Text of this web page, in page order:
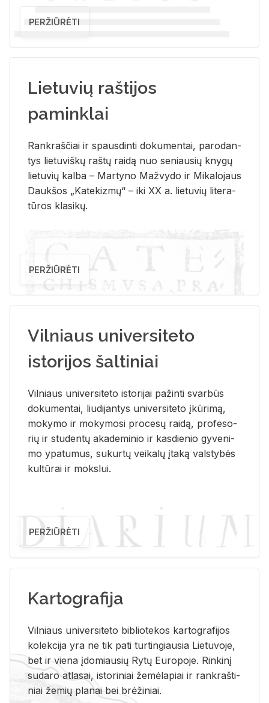
PERŽIŪRĖTI
Lietuvių raštijos
paminklai
Rank­raš­čiai ir spaus­din­ti do­ku­men­tai, pa­ro­dan­
tys lie­tu­viš­kų raš­tų rai­dą nuo se­niau­sių kny­gų
lie­tu­vių kal­ba – Mar­ty­no Ma­žvy­do ir Mi­ka­lo­jaus
Dauk­šos „Ka­te­kiz­mų“ – iki XX a. lie­tu­vių li­te­ra­
tū­ros kla­si­kų.
PERŽIŪRĖTI
Vilniaus universiteto
istorijos šaltiniai
Vil­niaus uni­ver­si­te­to is­to­ri­jai pa­žin­ti svar­būs
do­ku­men­tai, liu­di­jan­tys uni­ver­si­te­to įkū­ri­mą,
mo­ky­mo ir mo­ky­mo­si pro­ce­sų rai­dą, pro­fe­so­
rių ir stu­den­tų aka­de­mi­nio ir kas­die­nio gy­ve­ni­
mo ypa­tu­mus, su­kur­tų vei­ka­lų įta­ką vals­ty­bės
kul­tū­rai ir moks­lui.
PERŽIŪRĖTI
Kartografija
Vil­niaus uni­ver­si­te­to bi­b­lio­te­kos kar­to­gra­fi­jos
ko­lek­ci­ja yra ne tik pati tur­tin­giau­sia Lie­tu­vo­je,
bet ir vie­na įdo­miau­sių Rytų Eu­ro­po­je. Rin­ki­nį
su­da­ro at­la­sai, is­to­ri­niai že­mė­la­piai ir rank­raš­ti­
niai že­mių pla­nai bei brė­ži­niai.